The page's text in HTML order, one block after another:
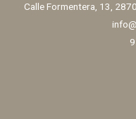
Calle Formentera, 13,